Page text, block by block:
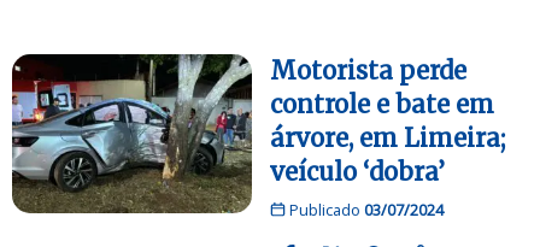
Motorista perde
controle e bate em
árvore, em Limeira;
veículo ‘dobra’
Publicado 03/07/2024